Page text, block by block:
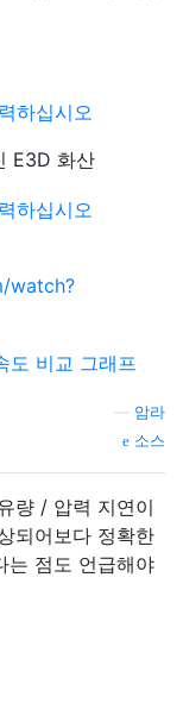
E3D 화산
watch?
암라
소스
량 / 압력 지연이
되어보다 정확한
는 점도 언급해야